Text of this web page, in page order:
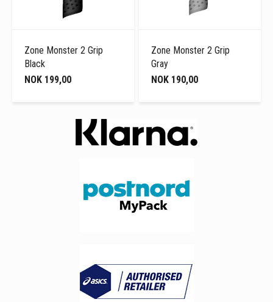
Zone Monster 2 Grip
Black
NOK 199,00
Zone Monster 2 Grip
Gray
NOK 190,00